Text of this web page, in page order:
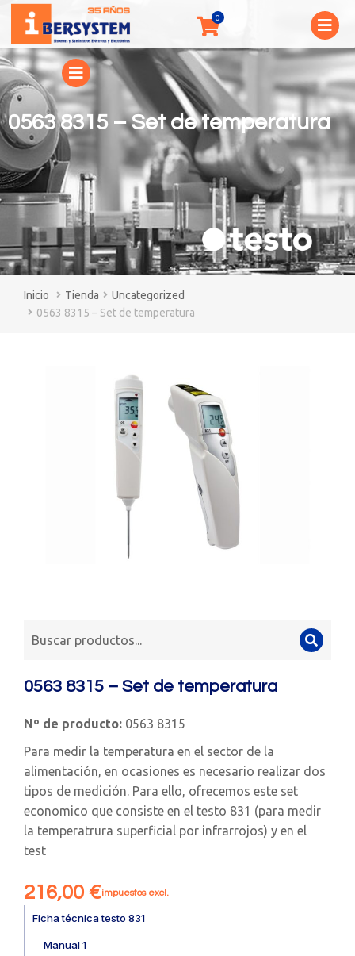
0563 8315 – Set de temperatura
You are here:
Tienda
Uncategorized
0563 8315 – Set de temperatura
0563 8315 – Set de temperatura
Nº de producto: 0563 8315
Para medir la temperatura en el sector de la
alimentación, en ocasiones es necesario realizar dos
tipos de medición. Para ello, ofrecemos este set
economico que consiste en el testo 831 (para medir
la temperatrura superficial por infrarrojos) y en el
test
216,00 €impuestos excl.
Ficha técnica testo 831
Manual 1